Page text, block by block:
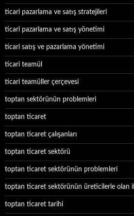
ticari pazarlama ve satış stratejileri
ticari pazarlama ve satış yönetimi
ticari satış ve pazarlama yönetimi
ticari teamül
ticari teamüller çerçevesi
toptan sektörünün problemleri
toptan ticaret
toptan ticaret çalışanları
toptan ticaret sektörü
toptan ticaret sektörünün problemleri
toptan ticaret sektörünün üreticilerle olan
toptan ticaret tarihi